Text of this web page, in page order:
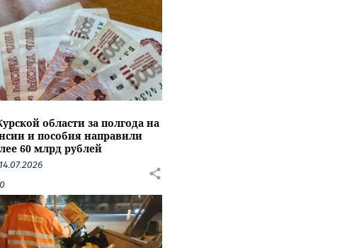
области за полгода на
и пособия направили
60 млрд рублей
14.07.2026
0